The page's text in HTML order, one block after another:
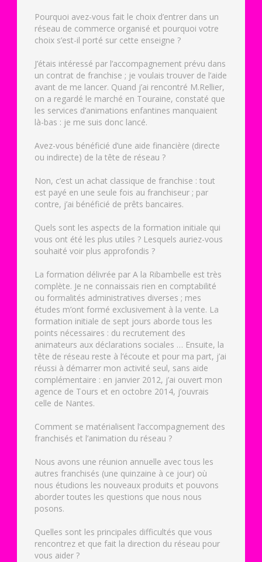
Pourquoi avez-vous fait le choix d’entrer dans un
réseau de commerce organisé et pourquoi votre
choix s’est-il porté sur cette enseigne ?
J’étais intéressé par l’accompagnement prévu dans
un contrat de franchise ; je voulais trouver de l’aide
avant de me lancer. Quand j’ai rencontré M.Rellier,
on a regardé le marché en Touraine, constaté que
les services d’animations enfantines manquaient
là-bas : je me suis donc lancé.
Avez-vous bénéficié d’une aide financière (directe
ou indirecte) de la tête de réseau ?
Non, c’est un achat classique de franchise : tout
est payé en une seule fois au franchiseur ; par
contre, j’ai bénéficié de prêts bancaires.
Quels sont les aspects de la formation initiale qui
vous ont été les plus utiles ? Lesquels auriez-vous
souhaité voir plus approfondis ?
La formation délivrée par A la Ribambelle est très
complète. Je ne connaissais rien en comptabilité
ou formalités administratives diverses ; mes
études m’ont formé exclusivement à la vente. La
formation initiale de sept jours aborde tous les
points nécessaires : du recrutement des
animateurs aux déclarations sociales … Ensuite, la
tête de réseau reste à l’écoute et pour ma part, j’ai
réussi à démarrer mon activité seul, sans aide
complémentaire : en janvier 2012, j’ai ouvert mon
agence de Tours et en octobre 2014, j’ouvrais
celle de Nantes.
Comment se matérialisent l’accompagnement des
franchisés et l’animation du réseau ?
Nous avons une réunion annuelle avec tous les
autres franchisés (une quinzaine à ce jour) où
nous étudions les nouveaux produits et pouvons
aborder toutes les questions que nous nous
posons.
Quelles sont les principales difficultés que vous
rencontrez et que fait la direction du réseau pour
vous aider ?